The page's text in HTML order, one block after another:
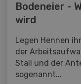
Bodeneier -
wird
Legen Hennen
der
Stall und der
sogenannt...